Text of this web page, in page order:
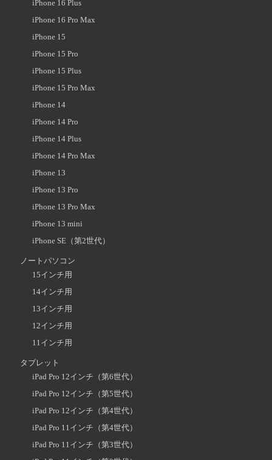
iPhone 16 Plus
iPhone 16 Pro Max
iPhone 15
iPhone 15 Pro
iPhone 15 Plus
iPhone 15 Pro Max
iPhone 14
iPhone 14 Pro
iPhone 14 Plus
iPhone 14 Pro Max
iPhone 13
iPhone 13 Pro
iPhone 13 Pro Max
iPhone 13 mini
iPhone SE（第2世代）
ノートパソコン
15インチ用
14インチ用
13インチ用
12インチ用
11インチ用
タブレット
iPad Pro 12インチ（第6世代）
iPad Pro 12インチ（第5世代）
iPad Pro 12インチ（第4世代）
iPad Pro 11インチ（第4世代）
iPad Pro 11インチ（第3世代）